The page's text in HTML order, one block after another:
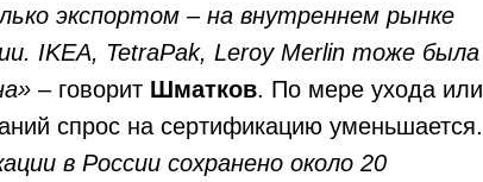
экспортом – на внутреннем рынке
IKEA, TetraPak, Leroy Merlin тоже была
– говорит Шматков. По мере ухода или
спрос на сертификацию уменьшается.
в России сохранено около 20